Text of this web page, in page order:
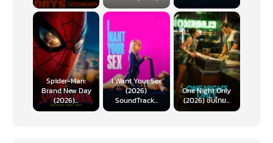
Spider-Man:
Brand New Day
(2026)...
I Want Your Sex
(2026)
SoundTrack...
One Night Only
(2026) ซับไทย...